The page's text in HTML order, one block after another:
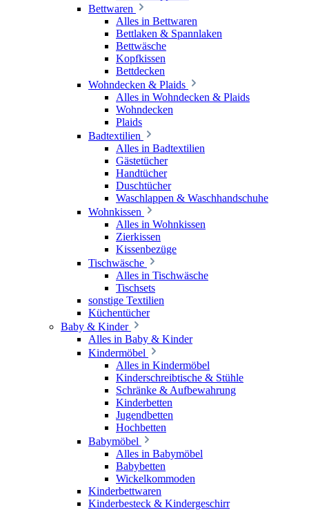
Bettwaren
Alles in Bettwaren
Bettlaken & Spannlaken
Bettwäsche
Kopfkissen
Bettdecken
Wohndecken & Plaids
Alles in Wohndecken & Plaids
Wohndecken
Plaids
Badtextilien
Alles in Badtextilien
Gästetücher
Handtücher
Duschtücher
Waschlappen & Waschhandschuhe
Wohnkissen
Alles in Wohnkissen
Zierkissen
Kissenbezüge
Tischwäsche
Alles in Tischwäsche
Tischsets
sonstige Textilien
Küchentücher
Baby & Kinder
Alles in Baby & Kinder
Kindermöbel
Alles in Kindermöbel
Kinderschreibtische & Stühle
Schränke & Aufbewahrung
Kinderbetten
Jugendbetten
Hochbetten
Babymöbel
Alles in Babymöbel
Babybetten
Wickelkommoden
Kinderbettwaren
Kinderbesteck & Kindergeschirr